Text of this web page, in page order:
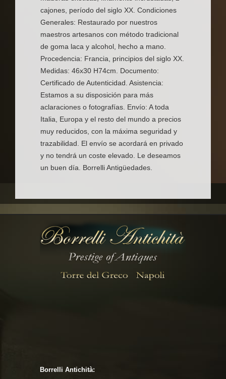
cajones, período del siglo XX. Condiciones
Generales: Restaurado por nuestros
maestros artesanos con método tradicional
de goma laca y alcohol, hecho a mano.
Procedencia: Francia, principios del siglo XX.
Medidas: 46x30 H74cm. Documento:
Certificado de Autenticidad. Asistencia:
Estamos a su disposición para más
aclaraciones o fotografías. Envío: A toda
Italia, Europa y el resto del mundo a precios
muy reducidos, con la máxima seguridad y
trazabilidad. El envío se acordará en privado
y no tendrá un coste elevado. Le deseamos
un buen día. Borrelli Antigüedades.
Borrelli Antichità: